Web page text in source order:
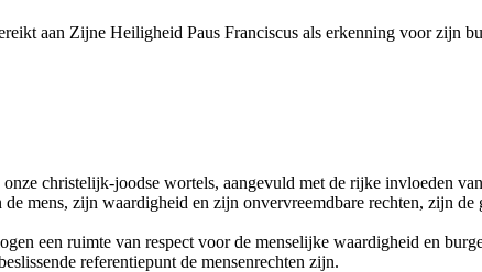
aan Zijne Heiligheid Paus Franciscus als erkenning voor zijn
christelijk-joodse wortels, aangevuld met de rijke invloeden
mens, zijn waardigheid en zijn onvervreemdbare rechten, zijn
een ruimte van respect voor de menselijke waardigheid en
referentiepunt de mensenrechten zijn.